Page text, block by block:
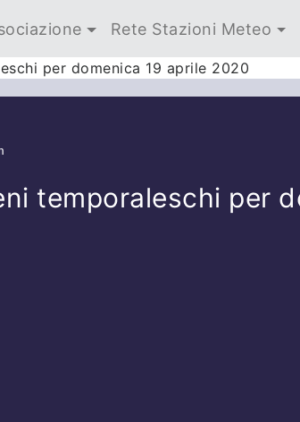
Rete Stazioni Meteo
per domenica 19 aprile 2020
temporaleschi per